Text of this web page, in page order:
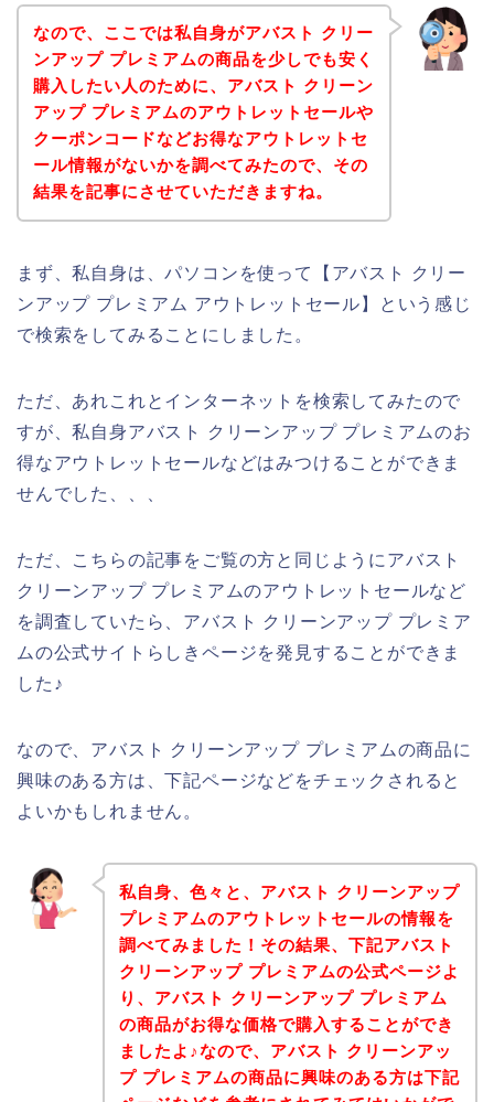
なので、ここでは私自身がアバスト クリー
ンアップ プレミアムの商品を少しでも安く
購入したい人のために、アバスト クリーン
アップ プレミアムのアウトレットセールや
クーポンコードなどお得なアウトレットセ
ール情報がないかを調べてみたので、その
結果を記事にさせていただきますね。
まず、私自身は、パソコンを使って【アバスト クリー
ンアップ プレミアム アウトレットセール】という感じ
で検索をしてみることにしました。
ただ、あれこれとインターネットを検索してみたので
すが、私自身アバスト クリーンアップ プレミアムのお
得なアウトレットセールなどはみつけることができま
せんでした、、、
ただ、こちらの記事をご覧の方と同じようにアバスト
クリーンアップ プレミアムのアウトレットセールなど
を調査していたら、アバスト クリーンアップ プレミア
ムの公式サイトらしきページを発見することができま
した♪
なので、アバスト クリーンアップ プレミアムの商品に
興味のある方は、下記ページなどをチェックされると
よいかもしれません。
私自身、色々と、アバスト クリーンアップ
プレミアムのアウトレットセールの情報を
調べてみました！その結果、下記アバスト
クリーンアップ プレミアムの公式ページよ
り、アバスト クリーンアップ プレミアム
の商品がお得な価格で購入することができ
ましたよ♪なので、アバスト クリーンアッ
プ プレミアムの商品に興味のある方は下記